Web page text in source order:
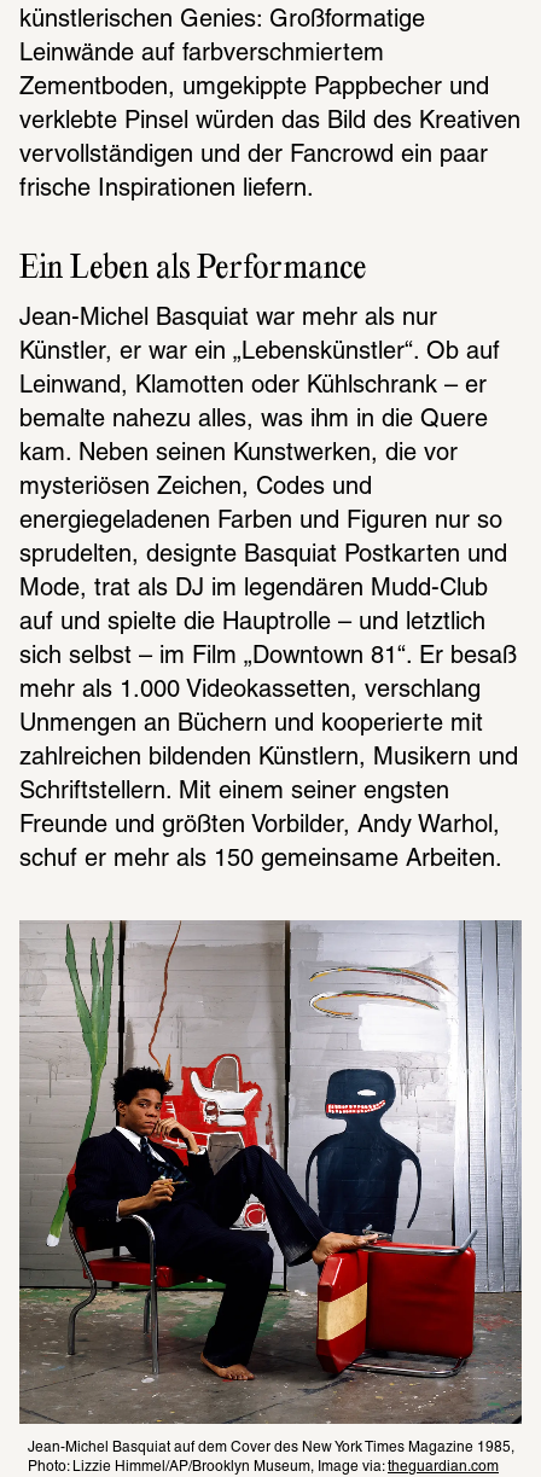
künstlerischen Genies: Großformatige
Leinwände auf farbverschmiertem
Zementboden, umgekippte Pappbecher und
verklebte Pinsel würden das Bild des Kreativen
vervollständigen und der Fancrowd ein paar
frische Inspirationen liefern.
Ein Leben als Performance
Jean-Michel Basquiat war mehr als nur
Künstler, er war ein „Lebenskünstler“. Ob auf
Leinwand, Klamotten oder Kühlschrank – er
bemalte nahezu alles, was ihm in die Quere
kam. Neben seinen Kunstwerken, die vor
mysteriösen Zeichen, Codes und
energiegeladenen Farben und Figuren nur so
sprudelten, designte Basquiat Postkarten und
Mode, trat als DJ im legendären Mudd-Club
auf und spielte die Hauptrolle – und letztlich
sich selbst – im Film „Downtown 81“. Er besaß
mehr als 1.000 Videokassetten, verschlang
Unmengen an Büchern und kooperierte mit
zahlreichen bildenden Künstlern, Musikern und
Schriftstellern. Mit einem seiner engsten
Freunde und größten Vorbilder, Andy Warhol,
schuf er mehr als 150 gemeinsame Arbeiten.
Jean-Michel Basquiat auf dem Cover des New York Times Magazine 1985,
Photo: Lizzie Himmel/AP/Brooklyn Museum, Image via: theguardian.com